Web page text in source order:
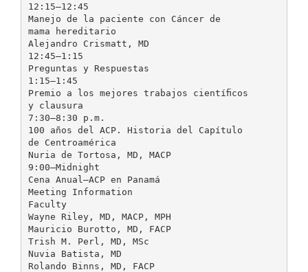
12:15–12:45
Manejo de la paciente con Cáncer de
mama hereditario
Alejandro Crismatt, MD
12:45–1:15
Preguntas y Respuestas
1:15–1:45
Premio a los mejores trabajos cientíﬁcos
y clausura
7:30–8:30 p.m.
100 años del ACP. Historia del Capítulo
de Centroamérica
Nuria de Tortosa, MD, MACP
9:00–Midnight
Cena Anual—ACP en Panamá
Meeting Information
Faculty
Wayne Riley, MD, MACP, MPH
Mauricio Burotto, MD, FACP
Trish M. Perl, MD, MSc
Nuvia Batista, MD
Rolando Binns, MD, FACP